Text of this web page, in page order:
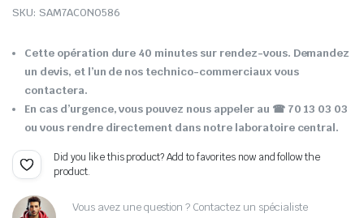
SKU: SAM7ACON0586
Cette opération dure 40 minutes sur rendez-vous. Demandez
un devis, et l’un de nos technico-commerciaux vous
contactera.
En cas d’urgence, vous pouvez nous appeler au ☎ 70 13 03 03
ou vous rendre directement dans notre laboratoire central.
Did you like this product? Add to favorites now and follow the
product.
Vous avez une question ? Contactez un spécialiste